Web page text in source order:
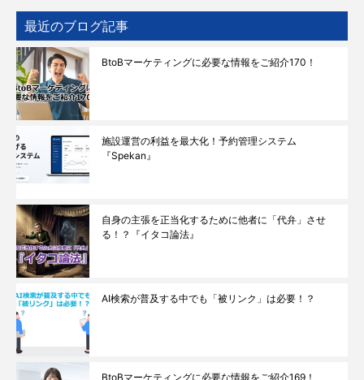
最近のブログ記事
BtoBマーケティングに必要な情報をご紹介170！
施設運営の利益を最大化！予約管理システム
『Spekan』
自身の主張を正当化するために他者に「代弁」させ
る！？『イタコ論法』
AI検索が普及する中でも「被リンク」は必要！？
BtoBマーケティングに必要な情報をご紹介169！